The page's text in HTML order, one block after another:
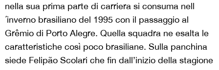
nella sua prima parte di carriera si consuma nell
´inverno brasiliano del 1995 con il passaggio al
Grêmio di Porto Alegre. Quella squadra ne esalta le
caratteristiche così poco brasiliane. Sulla panchina
siede Felipão Scolari che fin dall’inizio della stagione